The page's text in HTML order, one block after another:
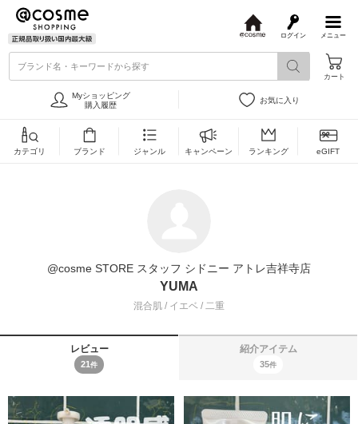
メニュー
ログイン
s
ブランド名・キーワードから探す
カート
Myショッピング
購入履歴
お気に入り
カテゴリ ブランド ジャンル キャンペーン ランキング eGIFT
@cosme STORE スタッフ シドニー アトレ吉祥寺店
YUMA
混合肌 / イエベ / 二重
レビュー
21 件
紹介アイテム
35件